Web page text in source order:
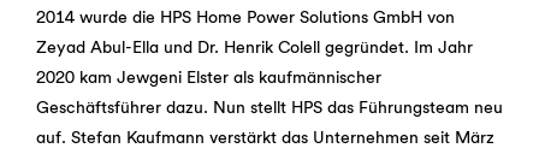
2014 wurde die HPS Home Power Solutions GmbH von
Zeyad Abul-Ella und Dr. Henrik Colell gegründet. Im Jahr
2020 kam Jewgeni Elster als kaufmännischer
Geschäftsführer dazu. Nun stellt HPS das Führungsteam neu
auf. Stefan Kaufmann verstärkt das Unternehmen seit März